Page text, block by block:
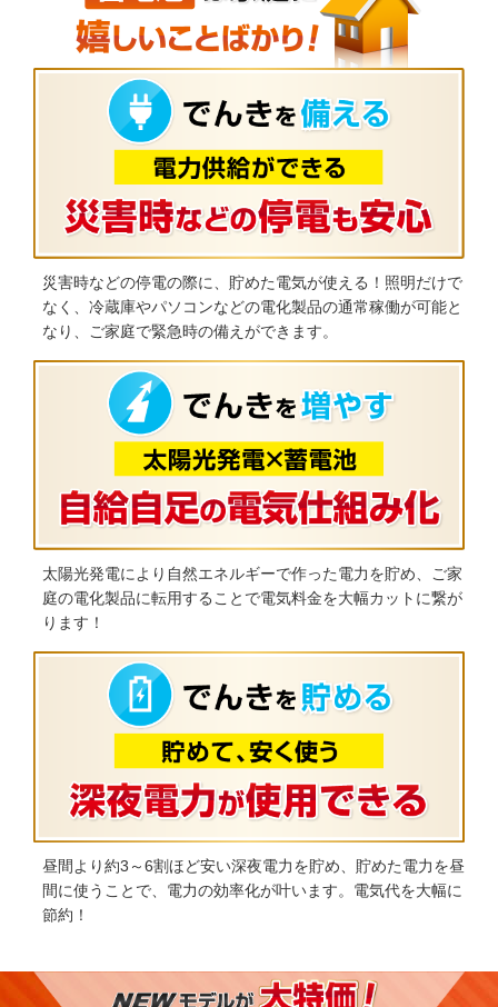
災害時などの停電の際に、貯めた電気が使える！照明だけで
なく、冷蔵庫やパソコンなどの電化製品の通常稼働が可能と
なり、ご家庭で緊急時の備えができます。
太陽光発電により自然エネルギーで作った電力を貯め、ご家
庭の電化製品に転用することで電気料金を大幅カットに繋が
ります！
昼間より約3～6割ほど安い深夜電力を貯め、貯めた電力を昼
間に使うことで、電力の効率化が叶います。電気代を大幅に
節約！